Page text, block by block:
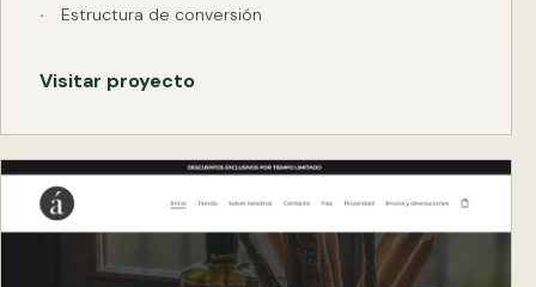
Estructura de conversión
Visitar proyecto